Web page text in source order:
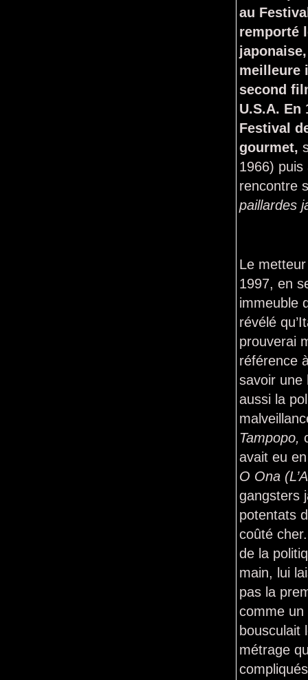
au
remporté
meilleure
second
U.S.A.
Festival
gourmet,
1966) puis
rencontre
paillardes
Le
1997, en
immeuble
révélé
prouverai
référence
savoir une
aussi la
Tampopo,
avait eu
O Ona
gangsters
potentats
coûté
de la
main, lui
pas la
comme un
bousculait
métrage